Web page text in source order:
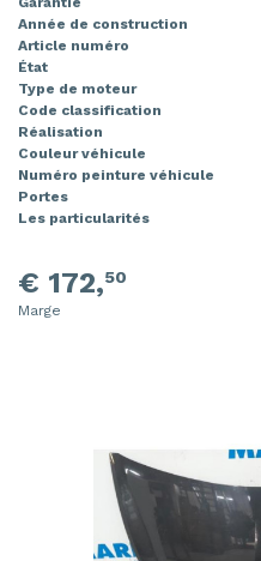
Année de construction
Article numéro
État
Type de moteur
Code classification
Réalisation
Couleur véhicule
Numéro peinture véhicule
Portes
Les particularités
€ 172,50
Marge